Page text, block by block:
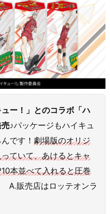
ー！」とのコラボ「ハ
♪パッケージもハイキュ
です！ 劇場版のオリジ
ていて、あけるとキャ
本並べて入れると圧巻
A.販売店はロッテオンラ